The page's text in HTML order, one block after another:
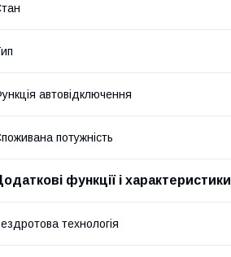
автовідключення
потужність
функції і характеристики
технологія